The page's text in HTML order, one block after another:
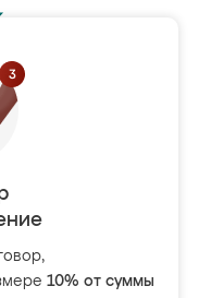
10% от суммы